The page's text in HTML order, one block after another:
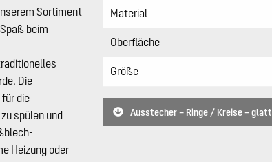
Sortiment
beim
Die
die
spülen und
Heizung oder
Material
Oberfläche
Größe
Ausstecher – Ringe / Kreise –